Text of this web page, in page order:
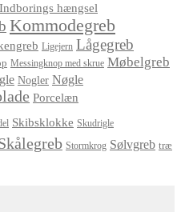
Indborings hængsel
Kommodegreb
Ligejern Lågegreb
Messingknop med skrue Møbelgreb
Nogler Nøgle
Porcelæn
Skibsklokke Skudrigle
Stormkrog Sølvgreb træ